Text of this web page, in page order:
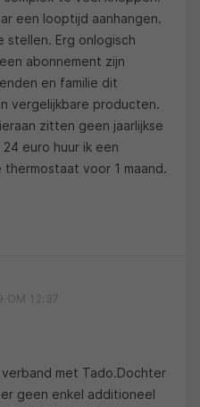
een looptijd aanhangen.
stellen. Erg onlogisch
abonnement zijn
en familie dit
vergelijkbare producten.
zitten geen jaarlijkse
euro huur ik een
voor 1 maand.
OM 12:37
met Tado.Dochter
geen enkel additioneel